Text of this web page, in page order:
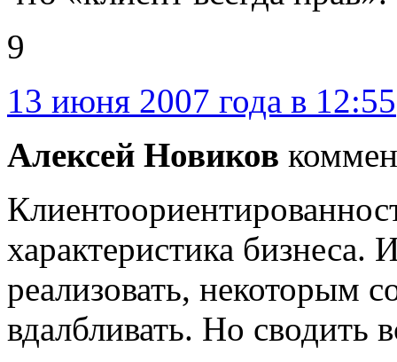
9
13 июня 2007 года в 12:55
Алексей Новиков
характеристика бизнеса.
реализовать, некоторым
вдалбливать. Но сводить